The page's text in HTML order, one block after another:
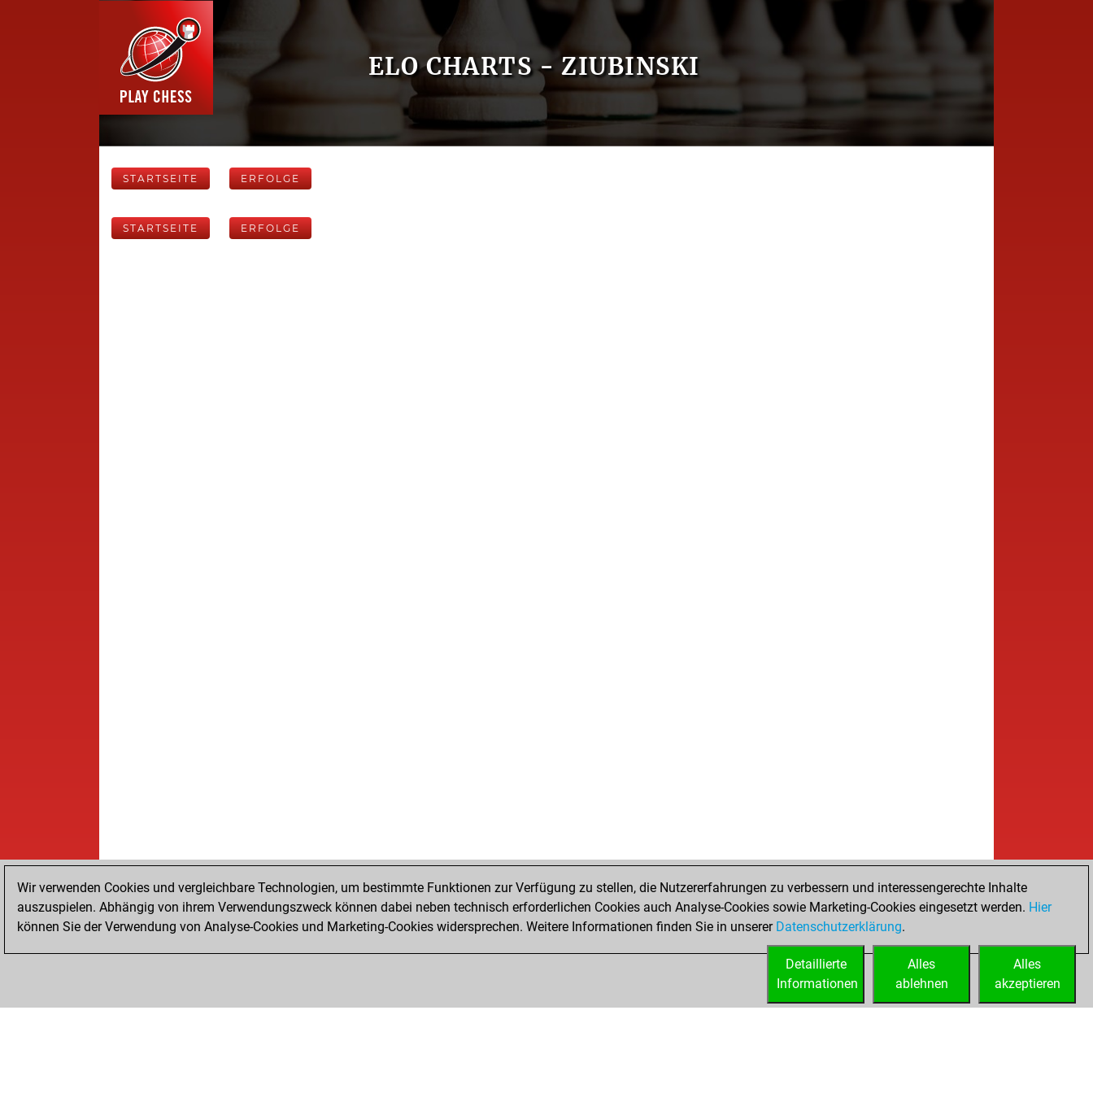
ELO CHARTS - ZIUBINSKI
STARTSEITE ERFOLGE
STARTSEITE ERFOLGE
Wir verwenden Cookies und vergleichbare Technologien, um bestimmte Funktionen zur Verfügung zu stellen, die Nutzererfahrungen zu verbessern und interessengerechte Inhalte
auszuspielen. Abhängig von ihrem Verwendungszweck können dabei neben technisch erforderlichen Cookies auch Analyse-Cookies sowie Marketing-Cookies eingesetzt werden. Hier
können Sie der Verwendung von Analyse-Cookies und Marketing-Cookies widersprechen. Weitere Informationen finden Sie in unserer Datenschutzerklärung.
Alles
akzeptieren
Alles
ablehnen
Detaillierte
Informationen